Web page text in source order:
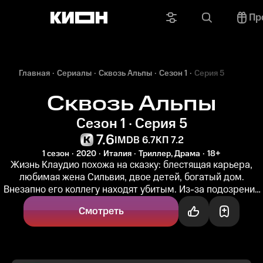
Главная Сериалы Сквозь Альпы Сезон 1 Серия 5
Сквозь Альпы
Сезон 1 · Серия 5
7.6IMDB 6.7КП 7.2
1 сезон 2020 Италия Триллер, Драма 18+
Жизнь Клаудио похожа на сказку: блестящая карьера,
любимая жена Сильвия, двое детей, богатый дом.
Внезапно его коллегу находят убитым. Из-за подозрений
полиции и анонимных...
Смотреть